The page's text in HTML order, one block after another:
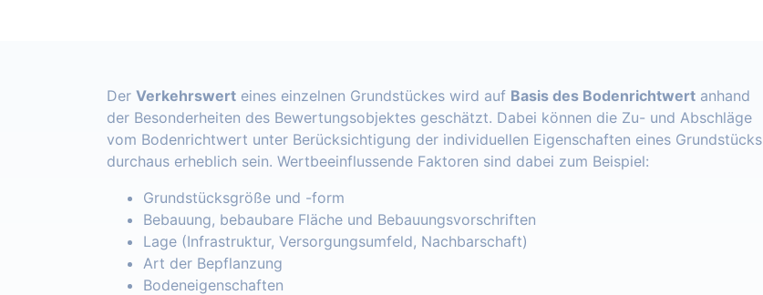
Der Verkehrswert eines einzelnen Grundstückes wird auf Basis des Bodenrichtwert anhand
der Besonderheiten des Bewertungsobjektes geschätzt. Dabei können die Zu- und Abschläge
vom Bodenrichtwert unter Berücksichtigung der individuellen Eigenschaften eines Grundstücks
durchaus erheblich sein. Wertbeeinflussende Faktoren sind dabei zum Beispiel:
Grundstücksgröße und -form
Bebauung, bebaubare Fläche und Bebauungsvorschriften
Lage (Infrastruktur, Versorgungsumfeld, Nachbarschaft)
Art der Bepflanzung
Bodeneigenschaften